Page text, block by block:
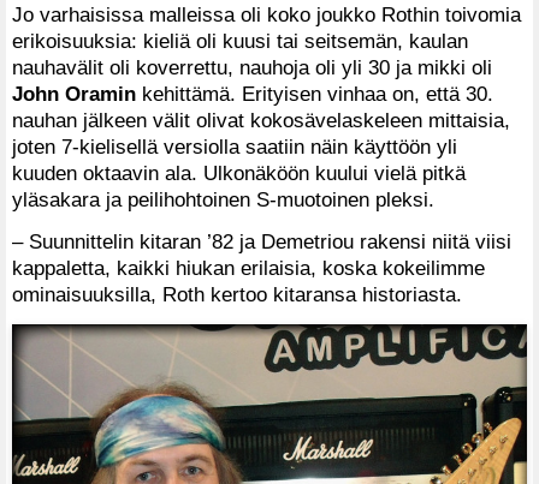
Jo varhaisissa malleissa oli koko joukko Rothin toivomia
erikoisuuksia: kieliä oli kuusi tai seitsemän, kaulan
nauhavälit oli koverrettu, nauhoja oli yli 30 ja mikki oli
John Oramin kehittämä. Erityisen vinhaa on, että 30.
nauhan jälkeen välit olivat kokosävelaskeleen mittaisia,
joten 7-kielisellä versiolla saatiin näin käyttöön yli
kuuden oktaavin ala. Ulkonäköön kuului vielä pitkä
yläsakara ja peilihohtoinen S-muotoinen pleksi.
– Suunnittelin kitaran ’82 ja Demetriou rakensi niitä viisi
kappaletta, kaikki hiukan erilaisia, koska kokeilimme
ominaisuuksilla, Roth kertoo kitaransa historiasta.